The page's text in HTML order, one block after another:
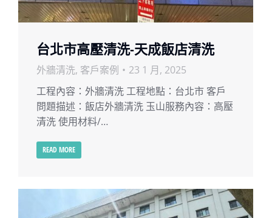
台北市高壓清洗-天成飯店清洗
外牆清洗, 客戶案例
23 1 月, 2025
工程內容：外牆清洗 工程地點：台北市 客戶
問題描述：飯店外牆清洗 玉山服務內容：高壓
清洗 使用材料/…
READ MORE